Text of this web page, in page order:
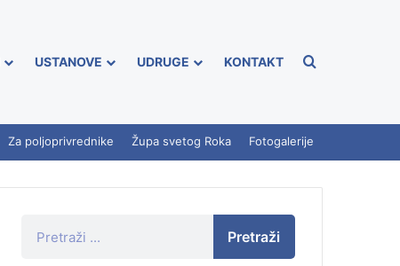
USTANOVE UDRUGE KONTAKT
Za poljoprivrednike Župa svetog Roka Fotogalerije
Pretraži